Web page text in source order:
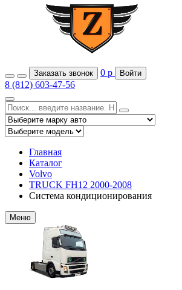
Заказать звонок 0 р Войти
8 (812) 603-47-56
Главная
Каталог
Volvo
TRUCK FH12 2000-2008
Система кондиционирования
Меню